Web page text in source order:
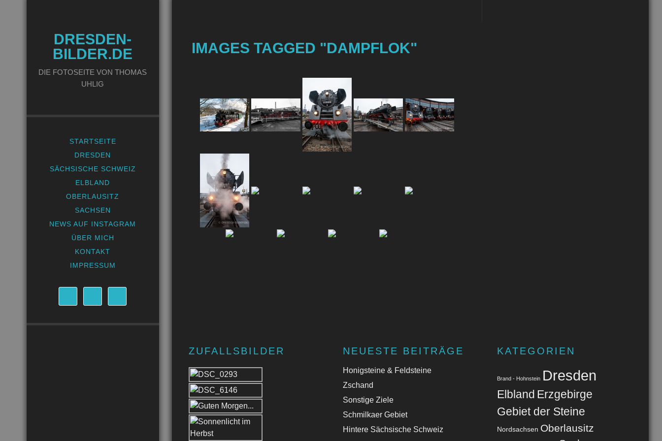
DRESDEN-
BILDER.DE
DIE FOTOSEITE VON THOMAS
UHLIG
STARTSEITE
DRESDEN
SÄCHSISCHE SCHWEIZ
ELBLAND
OBERLAUSITZ
SACHSEN
NEWS AUF INSTAGRAM
ÜBER MICH
KONTAKT
IMPRESSUM
IMAGES TAGGED "DAMPFLOK"
ZUFALLSBILDER NEUESTE BEITRÄGE
Honigsteine & Feldsteine
Zschand
Sonstige Ziele
Schmilkaer Gebiet
Hintere Sächsische Schweiz
KATEGORIEN
Brand - Hohnstein Dresden
Elbland Erzgebirge
Gebiet der Steine
Nordsachsen Oberlausitz